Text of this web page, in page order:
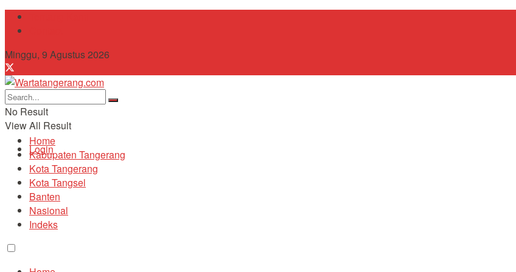
Minggu, 9 Agustus 2026
No Result
View All Result
Login
Home
Kabupaten Tangerang
Kota Tangerang
Kota Tangsel
Banten
Nasional
Indeks